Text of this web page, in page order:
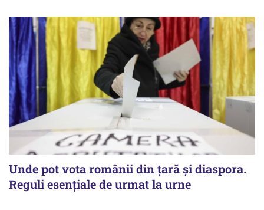
Unde pot vota românii din țară și diaspora.
Reguli esențiale de urmat la urne